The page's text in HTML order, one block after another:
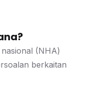
(NHA)
berkaitan